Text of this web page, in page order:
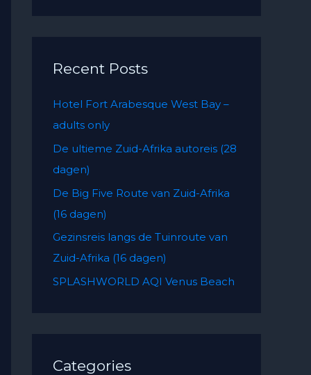
c
f
o
r
:
Recent Posts
Hotel Fort Arabesque West Bay –
adults only
De ultieme Zuid-Afrika autoreis (28
dagen)
De Big Five Route van Zuid-Afrika
(16 dagen)
Gezinsreis langs de Tuinroute van
Zuid-Afrika (16 dagen)
SPLASHWORLD AQI Venus Beach
Categories